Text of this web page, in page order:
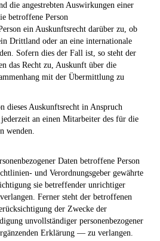
die angestrebten Auswirkungen einer
betroffene Person
ein Auskunftsrecht darüber zu, ob
Drittland oder an eine internationale
Sofern dies der Fall ist, so steht der
das Recht zu, Auskunft über die
mit der Übermittlung zu
dieses Auskunftsrecht in Anspruch
an einen Mitarbeiter des für die
wenden.
Daten betroffene Person
und Verordnungsgeber gewährte
sie betreffender unrichtiger
Ferner steht der betroffenen
der Zwecke der
unvollständiger personenbezogener
Erklärung — zu verlangen.